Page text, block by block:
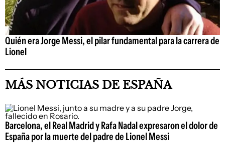
Quién era Jorge Messi, el pilar fundamental para la carrera de
Lionel
MÁS NOTICIAS DE ESPAÑA
Barcelona, el Real Madrid y Rafa Nadal expresaron el dolor de
España por la muerte del padre de Lionel Messi